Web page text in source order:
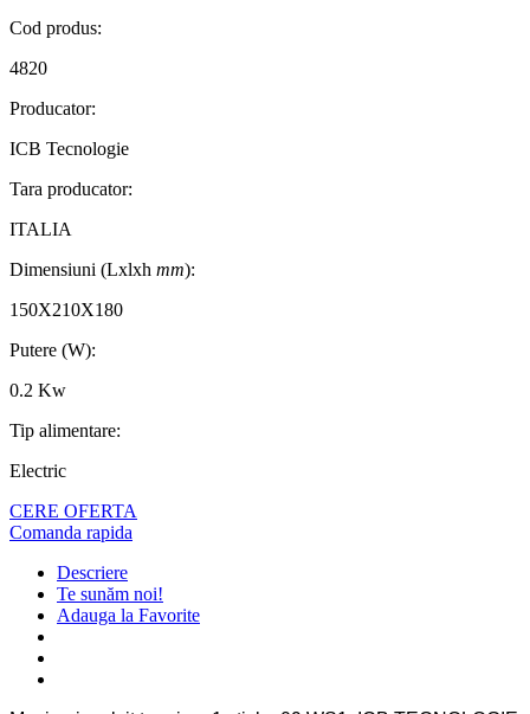
Cod produs:
4820
Producator:
ICB Tecnologie
Tara producator:
ITALIA
Dimensiuni (Lxlxh mm):
150X210X180
Putere (W):
0.2 Kw
Tip alimentare:
Electric
CERE OFERTA
Comanda rapida
Descriere
Te sunăm noi!
Adauga la Favorite